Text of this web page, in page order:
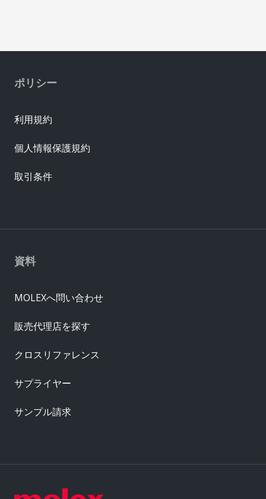
資料
MOLEXへ問い合わせ
販売代理店を探す
クロスリファレンス
サプライヤー
サンプル請求
ポリシー
利用規約
個人情報保護規約
取引条件